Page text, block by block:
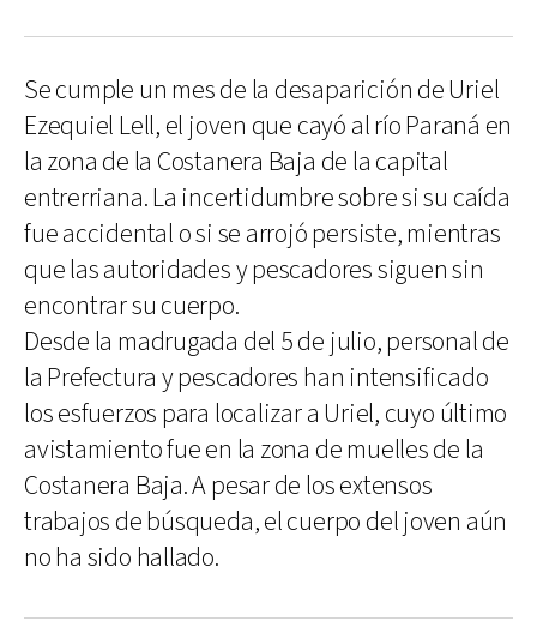
Se cumple un mes de la desaparición de Uriel
Ezequiel Lell, el joven que cayó al río Paraná en
la zona de la Costanera Baja de la capital
entrerriana. La incertidumbre sobre si su caída
fue accidental o si se arrojó persiste, mientras
que las autoridades y pescadores siguen sin
encontrar su cuerpo.
Desde la madrugada del 5 de julio, personal de
la Prefectura y pescadores han intensificado
los esfuerzos para localizar a Uriel, cuyo último
avistamiento fue en la zona de muelles de la
Costanera Baja. A pesar de los extensos
trabajos de búsqueda, el cuerpo del joven aún
no ha sido hallado.